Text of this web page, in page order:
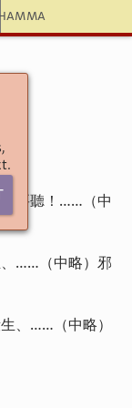
們要聽！……（中
、……（中略）邪
、……（中略）